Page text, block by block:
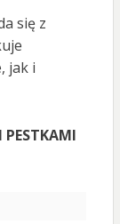
się z
jak i
PESTKAMI